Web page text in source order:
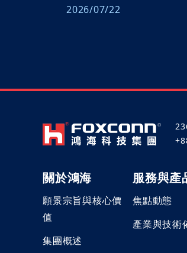
2026/07/22
關於鴻海
願景宗旨與核心價
值
集團概述
服務與產
焦點動態
產業與技術